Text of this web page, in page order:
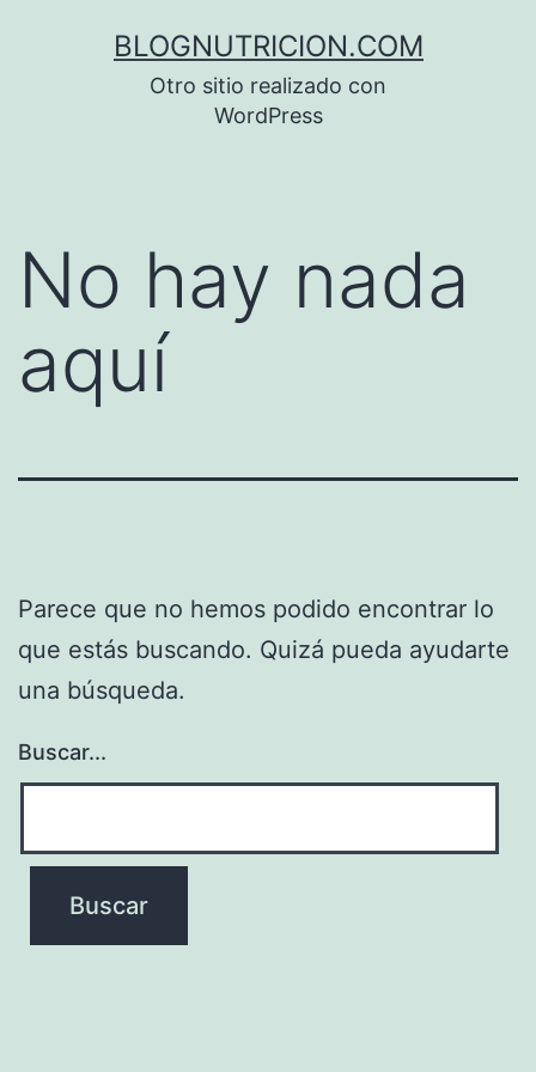
BLOGNUTRICION.COM
Otro sitio realizado con
WordPress
No hay nada
aquí
Parece que no hemos podido encontrar lo
que estás buscando. Quizá pueda ayudarte
una búsqueda.
Buscar...